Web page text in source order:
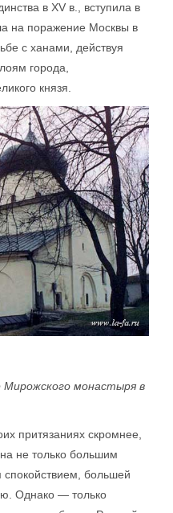
в XV в., вступила в
на поражение Москвы в
с ханами, действуя
города,
князя.
Мирожского монастыря в
притязаниях скромнее,
не только большим
большей
Однако — только